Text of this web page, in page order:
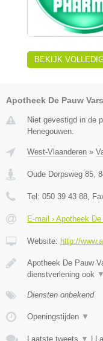
BEKIJK
Apotheek De Pauw
Niet gevestigd in de
Henegouwen.
West-Vlaanderen »
Oude Dorpsweg 85
Tel: 050 39 43 88 ,
E-mail › Apotheek
Website: http://
Apotheek De Pauw
dienstverlening ook ▼
Diensten onbekend
Openingstijden ▼
Laatste tweets ▼